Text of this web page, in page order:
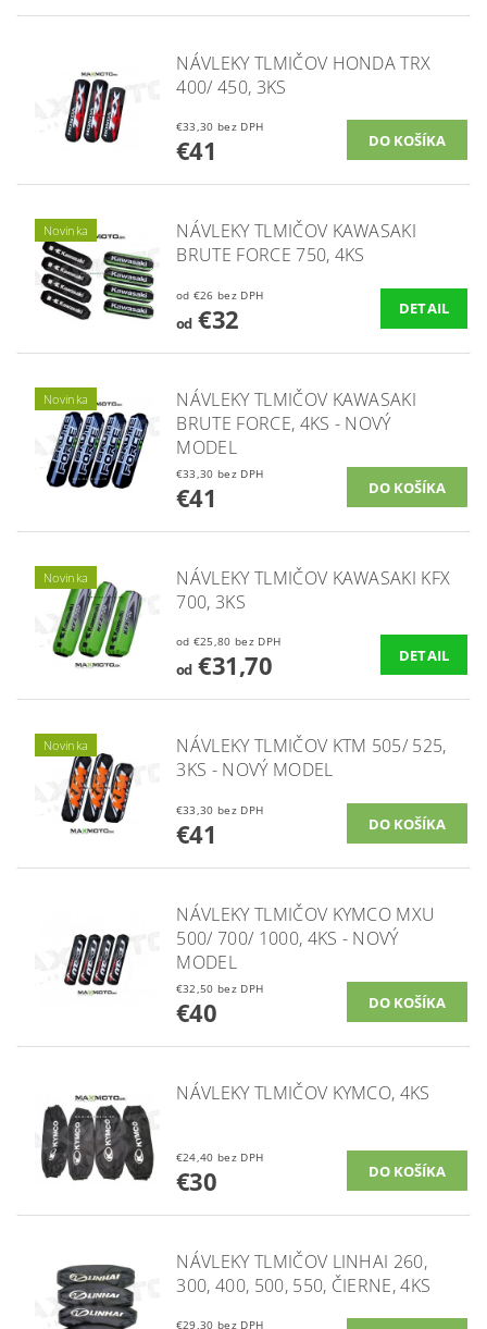
NÁVLEKY TLMIČOV HONDA TRX
400/ 450, 3KS
€33,30 bez DPH
€41
Novinka
NÁVLEKY TLMIČOV KAWASAKI
BRUTE FORCE 750, 4KS
od €26 bez DPH
od€32 DETAIL
Novinka
NÁVLEKY TLMIČOV KAWASAKI
BRUTE FORCE, 4KS - NOVÝ
MODEL
€33,30 bez DPH
€41
Novinka
NÁVLEKY TLMIČOV KAWASAKI KFX
700, 3KS
od €25,80 bez DPH
od€31,70 DETAIL
Novinka
NÁVLEKY TLMIČOV KTM 505/ 525,
3KS - NOVÝ MODEL
€33,30 bez DPH
€41
NÁVLEKY TLMIČOV KYMCO MXU
500/ 700/ 1000, 4KS - NOVÝ
MODEL
€32,50 bez DPH
€40
NÁVLEKY TLMIČOV KYMCO, 4KS
€24,40 bez DPH
€30
NÁVLEKY TLMIČOV LINHAI 260,
300, 400, 500, 550, ČIERNE, 4KS
€29,30 bez DPH